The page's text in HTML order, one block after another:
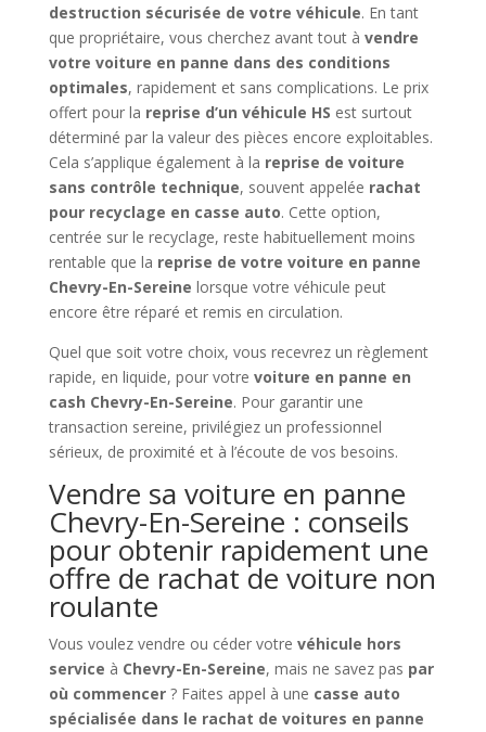
destruction sécurisée de votre véhicule. En tant
que propriétaire, vous cherchez avant tout à vendre
votre voiture en panne dans des conditions
optimales, rapidement et sans complications. Le prix
offert pour la reprise d’un véhicule HS est surtout
déterminé par la valeur des pièces encore exploitables.
Cela s’applique également à la reprise de voiture
sans contrôle technique, souvent appelée rachat
pour recyclage en casse auto. Cette option,
centrée sur le recyclage, reste habituellement moins
rentable que la reprise de votre voiture en panne
Chevry-En-Sereine lorsque votre véhicule peut
encore être réparé et remis en circulation.
Quel que soit votre choix, vous recevrez un règlement
rapide, en liquide, pour votre voiture en panne en
cash Chevry-En-Sereine. Pour garantir une
transaction sereine, privilégiez un professionnel
sérieux, de proximité et à l’écoute de vos besoins.
Vendre sa voiture en panne
Chevry-En-Sereine : conseils
pour obtenir rapidement une
offre de rachat de voiture non
roulante
Vous voulez vendre ou céder votre véhicule hors
service à Chevry-En-Sereine, mais ne savez pas par
où commencer? Faites appel à une casse auto
spécialisée dans le rachat de voitures en panne